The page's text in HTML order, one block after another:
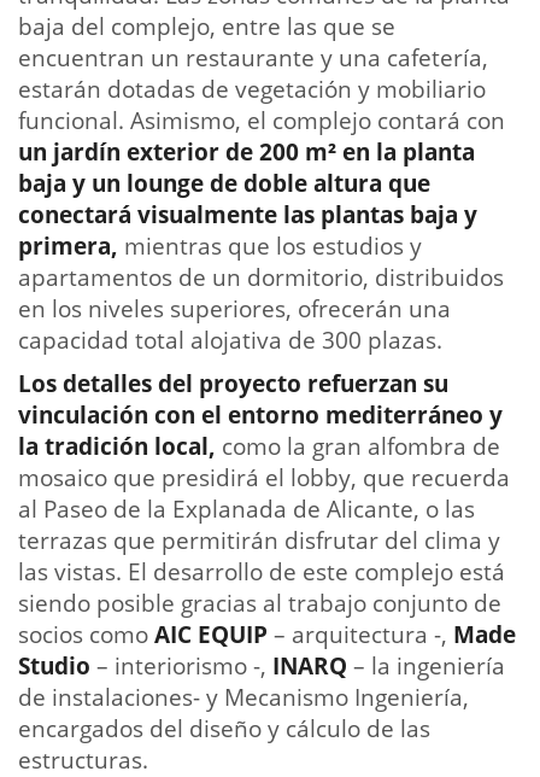
baja del complejo, entre las que se
encuentran un restaurante y una cafetería,
estarán dotadas de vegetación y mobiliario
funcional. Asimismo, el complejo contará con
un jardín exterior de 200 m² en la planta
baja y un lounge de doble altura que
conectará visualmente las plantas baja y
primera, mientras que los estudios y
apartamentos de un dormitorio, distribuidos
en los niveles superiores, ofrecerán una
capacidad total alojativa de 300 plazas.
Los detalles del proyecto refuerzan su
vinculación con el entorno mediterráneo y
la tradición local, como la gran alfombra de
mosaico que presidirá el lobby, que recuerda
al Paseo de la Explanada de Alicante, o las
terrazas que permitirán disfrutar del clima y
las vistas. El desarrollo de este complejo está
siendo posible gracias al trabajo conjunto de
socios comoAIC EQUIP – arquitectura -, Made
Studio – interiorismo -, INARQ – la ingeniería
de instalaciones- y Mecanismo Ingeniería,
encargados del diseño y cálculo de las
estructuras.